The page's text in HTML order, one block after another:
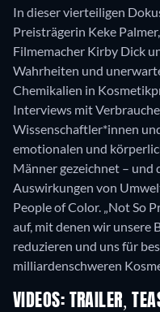
In dieser vierteiligen
Preisträgerin Keke
Filmemacher Kirby Dick
Wahrheiten und
Chemikalien in
Interviews mit
Wissenschaftler*innen
emotionalen und
Männer gezeichnet –
Auswirkungen von
People of Color. „Not So
auf, mit denen wir unsere
reduzieren und uns für
VIDEOS: TRAILER,